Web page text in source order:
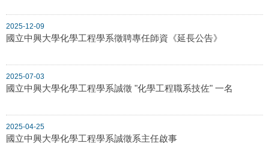
2025-12-09
國立中興大學化學工程學系徵聘專任師資《延長公告》
2025-07-03
國立中興大學化學工程學系誠徵 "化學工程職系技佐" 一名
2025-04-25
國立中興大學化學工程學系誠徵系主任啟事